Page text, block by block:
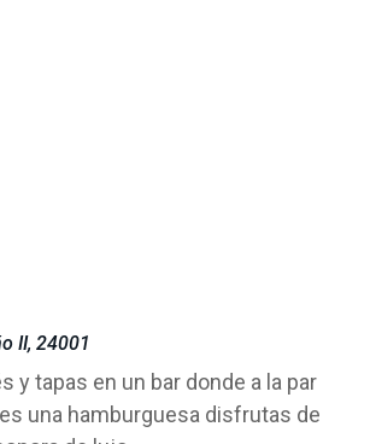
II, 24001
y tapas en un bar donde a la par
una hamburguesa disfrutas de